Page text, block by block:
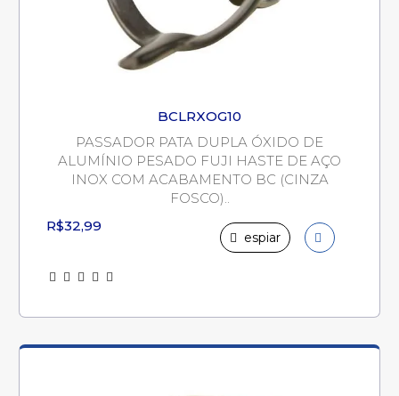
BCLRXOG10
PASSADOR PATA DUPLA ÓXIDO DE
ALUMÍNIO PESADO FUJI HASTE DE AÇO
INOX COM ACABAMENTO BC (CINZA
FOSCO)..
R$32,99
espiar